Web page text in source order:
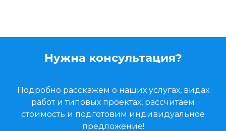
Нужна консультация?
Подробно расскажем о наших услугах, видах
работ и типовых проектах, рассчитаем
стоимость и подготовим индивидуальное
предложение!